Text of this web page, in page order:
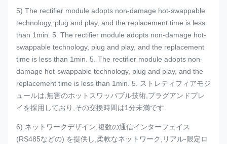
5) The rectifier module adopts non-damage hot-swappable
technology, plug and play, and the replacement time is less
than 1min. 5. The rectifier module adopts non-damage hot-
swappable technology, plug and play, and the replacement
time is less than 1min. 5. The rectifier module adopts non-
damage hot-swappable technology, plug and play, and the
replacement time is less than 1min. 5. ストレティフィアモジ
ュールは,無害のホットスワッパブル技術,プラグアンドプレ
イを採用しており,その交換時間は1分未満です.
6) ネットワークデザイン,複数の通信インターフェイス
(RS485などの) を提供し,柔軟なネットワーク,リアル-限定ロ